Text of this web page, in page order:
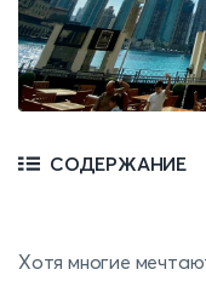
СОДЕРЖАНИЕ
Хотя многие